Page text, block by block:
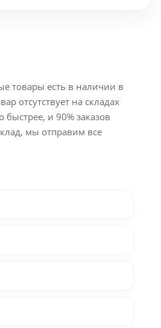
товары есть в наличии в
отсутствует на складах
и 90% заказов
мы отправим все